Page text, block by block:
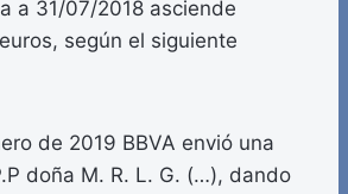
a 31/07/2018 asciende
según el siguiente
de 2019 BBVA envió una
doña M. R. L. G. (…), dando